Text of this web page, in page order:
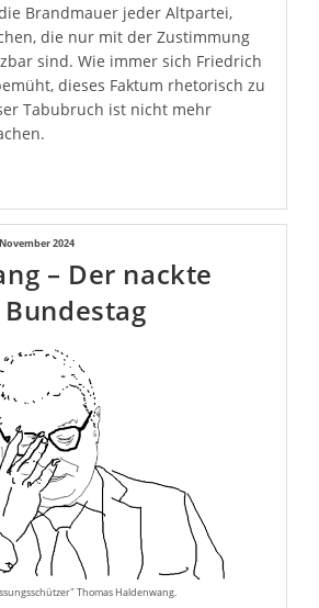
Brandmauer jeder Altpartei,
die nur mit der Zustimmung
sind. Wie immer sich Friedrich
dieses Faktum rhetorisch zu
Tabubruch ist nicht mehr
2024
– Der nackte
Thomas Haldenwang.